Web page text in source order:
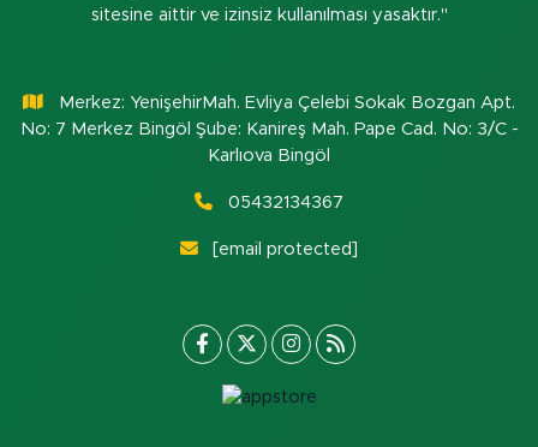
sitesine aittir ve izinsiz kullanılması yasaktır."
Merkez: YenişehirMah. Evliya Çelebi Sokak Bozgan Apt.
No: 7 Merkez Bingöl Şube: Kanireş Mah. Pape Cad. No: 3/C -
Karlıova Bingöl
05432134367
[email protected]